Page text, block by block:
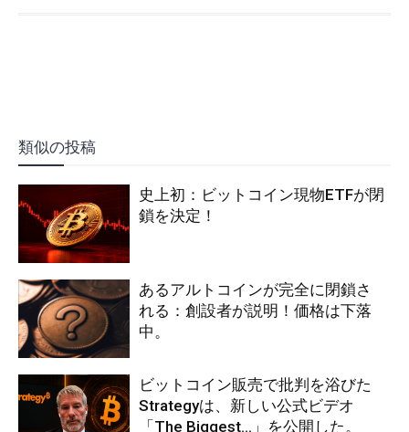
類似の投稿
史上初：ビットコイン現物ETFが閉
鎖を決定！
あるアルトコインが完全に閉鎖さ
れる：創設者が説明！価格は下落
中。
ビットコイン販売で批判を浴びた
Strategyは、新しい公式ビデオ
「The Biggest…」を公開した。